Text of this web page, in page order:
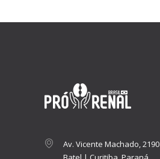
Av. Vicente Machado, 2190